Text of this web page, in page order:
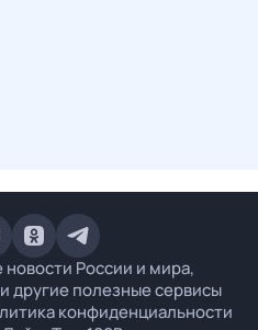
России и мира,
другие полезные сервисы
конфиденциальности